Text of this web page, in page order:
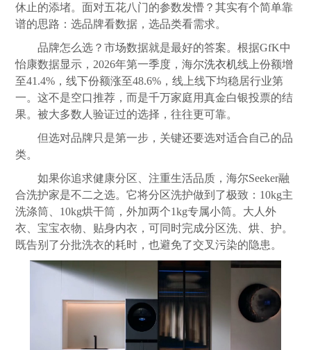
休止的添堵。面对五花八门的参数发懵？其实有个简单靠
谱的思路：选品牌看数据，选品类看需求。
品牌怎么选？市场数据就是最好的答案。根据GfK中
怡康数据显示，2026年第一季度，海尔洗衣机线上份额增
至41.4%，线下份额涨至48.6%，线上线下均稳居行业第
一。这不是空口推荐，而是千万家庭用真金白银投票的结
果。被大多数人验证过的选择，往往更可靠。
但选对品牌只是第一步，关键还要选对适合自己的品
类。
如果你追求健康分区、注重生活品质，海尔Seeker融
合洗护家是不二之选。它将分区洗护做到了极致：10kg主
洗涤筒、10kg烘干筒，外加两个1kg专属小筒。大人外
衣、宝宝衣物、贴身内衣，可同时完成分区洗、烘、护。
既告别了分批洗衣的耗时，也避免了交叉污染的隐患。